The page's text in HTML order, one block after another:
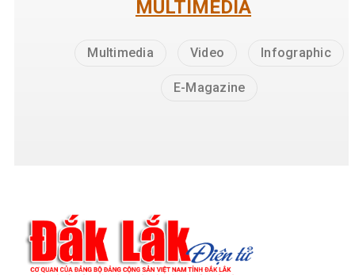
MULTIMEDIA
Multimedia Video Infographic
E-Magazine